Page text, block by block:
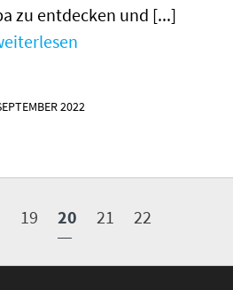
zu entdecken und [...]
2022
19 20 21 22